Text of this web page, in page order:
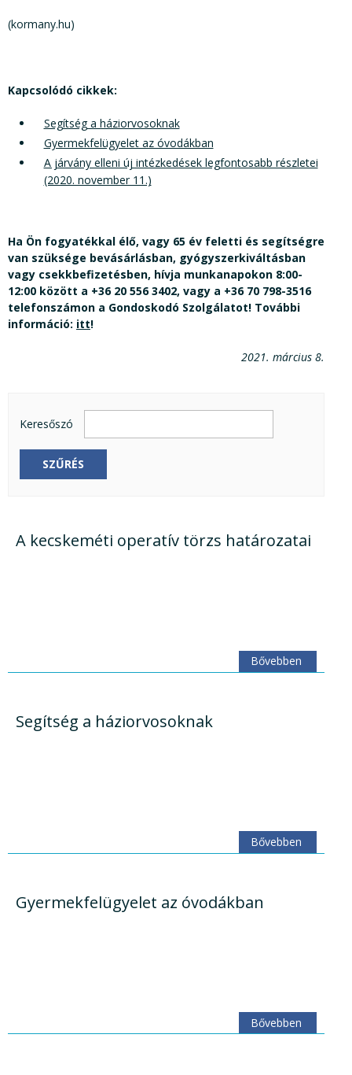
(kormany.hu)
Kapcsolódó cikkek:
Segítség a háziorvosoknak
Gyermekfelügyelet az óvodákban
A járvány elleni új intézkedések legfontosabb részletei
(2020. november 11.)
Ha Ön fogyatékkal élő, vagy 65 év feletti és segítségre
van szüksége bevásárlásban, gyógyszerkiváltásban
vagy csekkbefizetésben, hívja munkanapokon 8:00-
12:00 között a +36 20 556 3402, vagy a +36 70 798-3516
telefonszámon a Gondoskodó Szolgálatot! További
információ: itt!
2021. március 8.
Keresőszó
SZŰRÉS
A kecskeméti operatív törzs határozatai
Bővebben
Segítség a háziorvosoknak
Bővebben
Gyermekfelügyelet az óvodákban
Bővebben